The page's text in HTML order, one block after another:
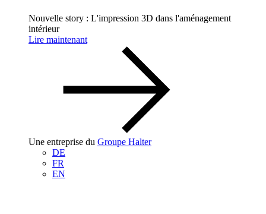
Nouvelle story : L'impression 3D dans l'aménagement
intérieur
Lire maintenant
Une entreprise du Groupe Halter
DE
FR
EN